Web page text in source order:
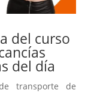
del curso
del día
transporte de